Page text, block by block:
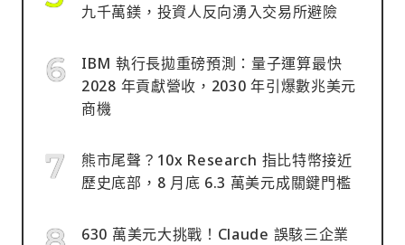
九千萬鎂，投資人反向湧入交易所避險
IBM 執行長拋重磅預測：量子運算最快
2028 年貢獻營收，2030 年引爆數兆美元
商機
熊市尾聲？10x Research 指比特幣接近
歷史底部，8 月底 6.3 萬美元成關鍵門檻
630 萬美元大挑戰！Claude 誤駭三企業